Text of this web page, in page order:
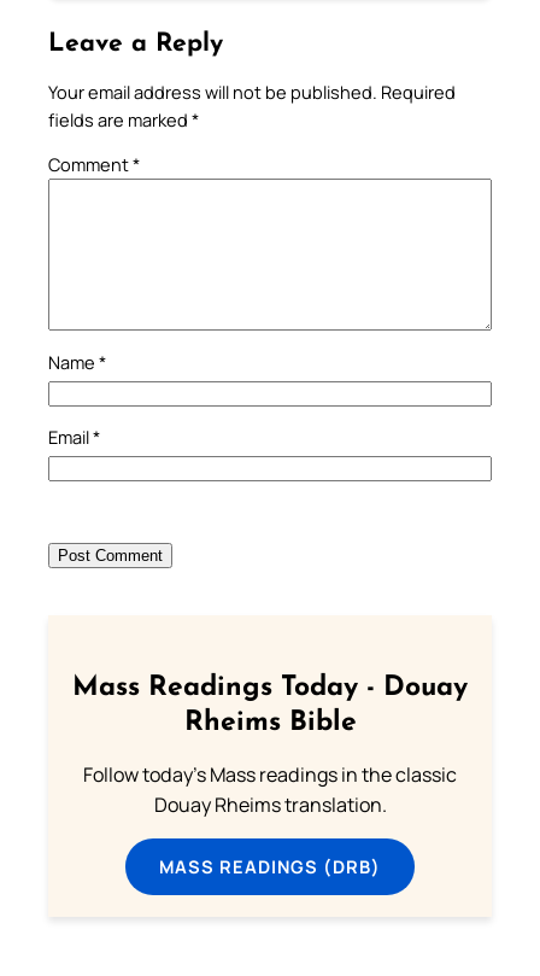
Leave a Reply
Your email address will not be published. Required
fields are marked *
Comment*
Name *
Email*
Mass Readings Today - Douay
Rheims Bible
Follow today's Mass readings in the classic
Douay Rheims translation.
MASS READINGS (DRB)